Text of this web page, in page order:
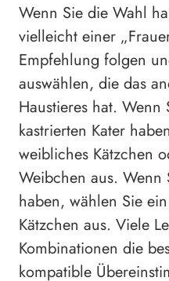
Wenn Sie die Wahl
vielleicht einer
Empfehlung folgen
auswählen, die das
Haustieres hat. Wenn
kastrierten Kater
weibliches Kätzchen
Weibchen aus. Wenn
haben, wählen Sie
Kätzchen aus. Viele
Kombinationen die
kompatible